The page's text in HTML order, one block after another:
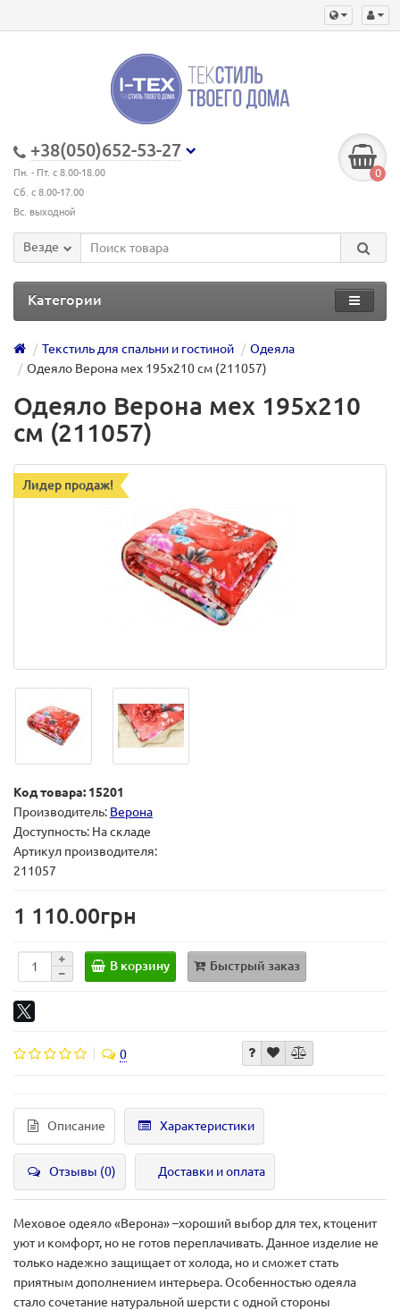
+38(050)652-53-27
Пн. - Пт. с 8.00-18.00
Сб. с 8.00-17.00
Вс. выходной
0
Везде
Категории
Текстиль для спальни и гостиной
Одеяла
Одеяло Верона мех 195х210 см (211057)
Одеяло Верона мех 195х210
см (211057)
Лидер продаж!
Код товара: 15201
Производитель: Верона
Доступность: На складе
Артикул производителя:
211057
1 110.00грн
В корзину Быстрый заказ
0
Описание Характеристики
Отзывы (0) Доставки и оплата
Меховое одеяло «Верона» –хороший выбор для тех, ктоценит
уют и комфорт, но не готов переплачивать. Данное изделие не
только надежно защищает от холода, но и сможет стать
приятным дополнением интерьера. Особенностью одеяла
стало сочетание натуральной шерсти с одной стороны